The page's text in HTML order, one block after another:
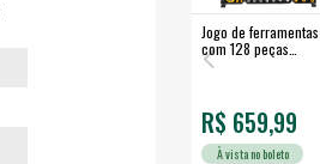
Jogo de ferramentas
com 128 peças
embalagem fechada -
R$ 659,99
À vista no boleto